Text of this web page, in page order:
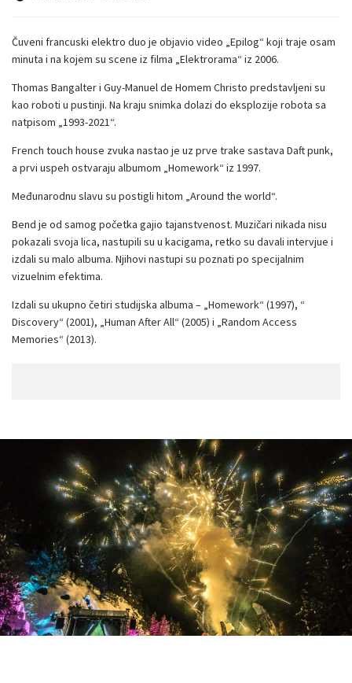
Čuveni francuski elektro duo je objavio video „Epilog“ koji traje osam
minuta i na kojem su scene iz filma „Elektrorama“ iz 2006.
Thomas Bangalter i Guy-Manuel de Homem Christo predstavljeni su
kao roboti u pustinji. Na kraju snimka dolazi do eksplozije robota sa
natpisom „1993-2021“.
French touch house zvuka nastao je uz prve trake sastava Daft punk,
a prvi uspeh ostvaraju albumom „Homework“ iz 1997.
Međunarodnu slavu su postigli hitom „Around the world“.
Bend je od samog početka gajio tajanstvenost. Muzičari nikada nisu
pokazali svoja lica, nastupili su u kacigama, retko su davali intervjue i
izdali su malo albuma. Njihovi nastupi su poznati po specijalnim
vizuelnim efektima.
Izdali su ukupno četiri studijska albuma – „Homework“ (1997), “
Discovery“ (2001), „Human After All“ (2005) i „Random Access
Memories“ (2013).